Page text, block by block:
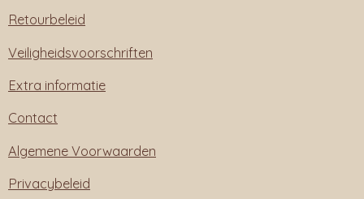
Retourbeleid
Veiligheidsvoorschriften
Extra informatie
Contact
Algemene Voorwaarden
Privacybeleid